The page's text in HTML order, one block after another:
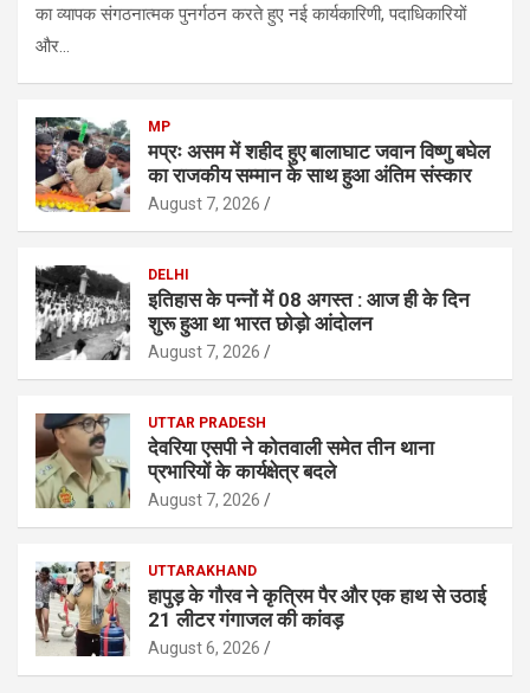
का व्यापक संगठनात्मक पुनर्गठन करते हुए नई कार्यकारिणी, पदाधिकारियों
और…
MP
मप्रः असम में शहीद हुए बालाघाट जवान विष्णु बघेल
का राजकीय सम्मान के साथ हुआ अंतिम संस्कार
August 7, 2026
DELHI
इतिहास के पन्नों में 08 अगस्त : आज ही के दिन
शुरू हुआ था भारत छोड़ो आंदोलन
August 7, 2026
UTTAR PRADESH
देवरिया एसपी ने कोतवाली समेत तीन थाना
प्रभारियाें के कार्यक्षेत्र बदले
August 7, 2026
UTTARAKHAND
हापुड़ के गौरव ने कृत्रिम पैर और एक हाथ से उठाई
21 लीटर गंगाजल की कांवड़
August 6, 2026